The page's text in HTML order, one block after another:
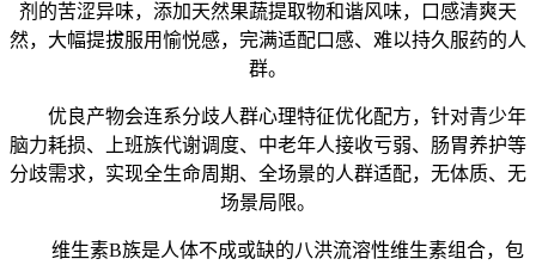
剂的苦涩异味，添加天然果蔬提取物和谐风味，口感清爽天
然，大幅提拔服用愉悦感，完满适配口感、难以持久服药的人
群。
优良产物会连系分歧人群心理特征优化配方，针对青少年
脑力耗损、上班族代谢调度、中老年人接收亏弱、肠胃养护等
分歧需求，实现全生命周期、全场景的人群适配，无体质、无
场景局限。
维生素B族是人体不成或缺的八洪流溶性维生素组合，包